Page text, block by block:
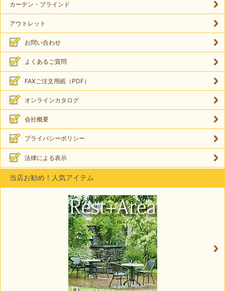
カーテン・ブラインド
アウトレット
お問い合わせ
よくあるご質問
FAXご注文用紙（PDF）
オンラインカタログ
会社概要
プライバシーポリシー
法律による表示
当店お勧め！人気アイテム